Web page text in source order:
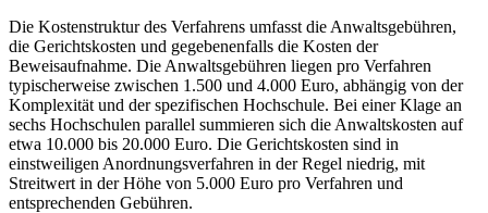
Die Kostenstruktur des Verfahrens umfasst die Anwaltsgebühren,
die Gerichtskosten und gegebenenfalls die Kosten der
Beweisaufnahme. Die Anwaltsgebühren liegen pro Verfahren
typischerweise zwischen 1.500 und 4.000 Euro, abhängig von der
Komplexität und der spezifischen Hochschule. Bei einer Klage an
sechs Hochschulen parallel summieren sich die Anwaltskosten auf
etwa 10.000 bis 20.000 Euro. Die Gerichtskosten sind in
einstweiligen Anordnungsverfahren in der Regel niedrig, mit
Streitwert in der Höhe von 5.000 Euro pro Verfahren und
entsprechenden Gebühren.